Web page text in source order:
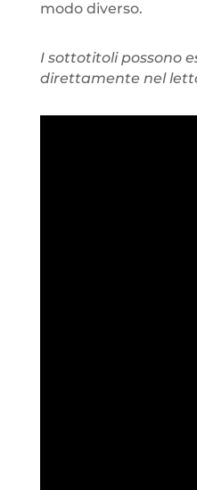
modo diverso.
I sottotitoli possono
direttamente nel